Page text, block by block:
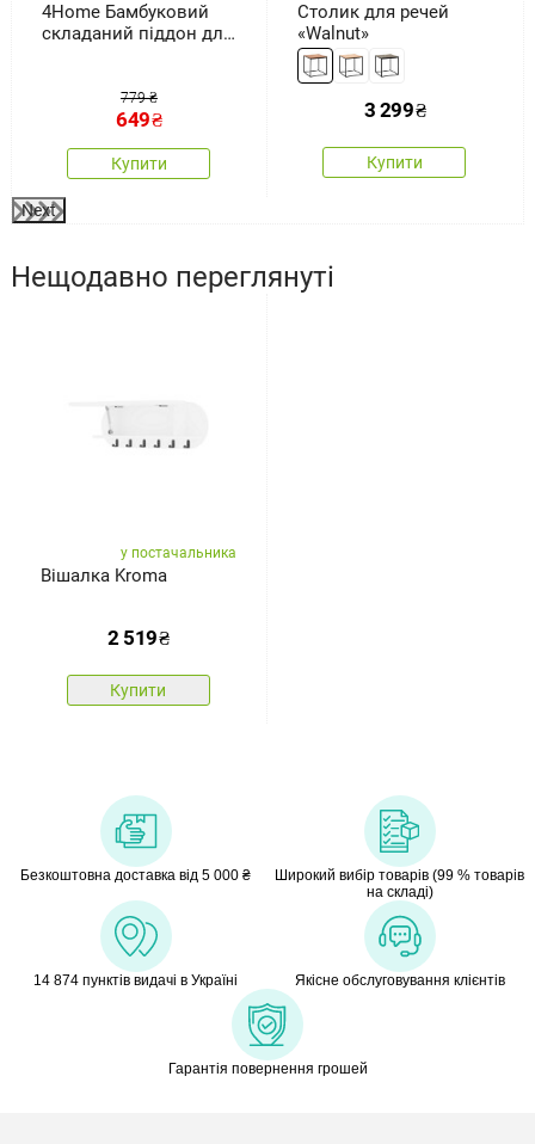
4Home Бамбуковий
складаний піддон для
779 ₴
649₴
Купити
Столик для речей
«Walnut»
3 299₴
Купити
Next
Нещодавно переглянуті
у постачальника
Вішалка Kroma
2 519₴
Купити
Безкоштовна доставка від 5 000 ₴
Широкий вибір товарів (99 % товарів
на складі)
14 874 пунктів видачі в Україні Якісне обслуговування клієнтів
Гарантія повернення грошей